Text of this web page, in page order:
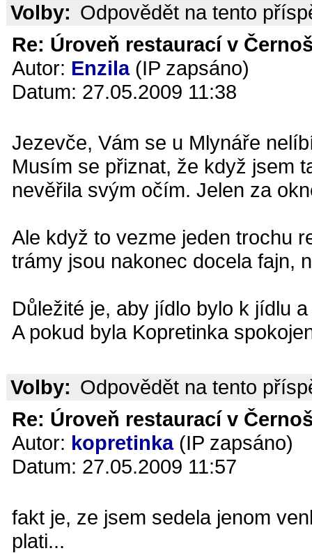
Volby: Odpovědět na tento
Re: Úroveň restaurací v
Autor: Enzila(IP zapsáno)
Datum: 27.05.2009 11:38
Jezevče, Vám se u Mlynáře
Musím se přiznat, že když jsem
nevěřila svým očím. Jelen za
Ale když to vezme jeden trochu
trámy jsou nakonec docela fajn,
Důležité je, aby jídlo bylo k jídlu
A pokud byla Kopretinka
Volby: Odpovědět na tento
Re: Úroveň restaurací v
Autor: kopretinka(IP zapsáno)
Datum: 27.05.2009 11:57
fakt je, ze jsem sedela jenom
plati...